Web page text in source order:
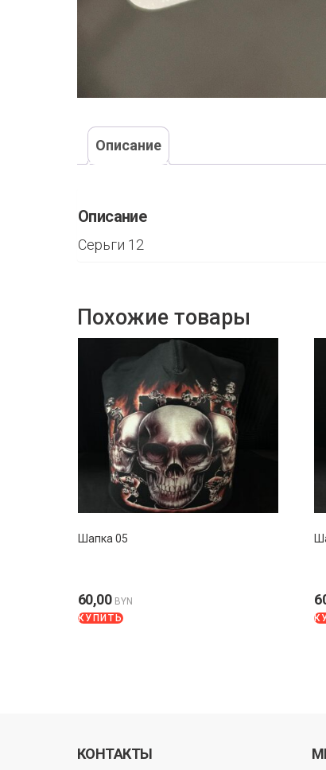
Описание
Описание
Серьги 12
Похожие товары
Шапка 05
60,00 BYN
КУПИТЬ
КОНТАКТЫ